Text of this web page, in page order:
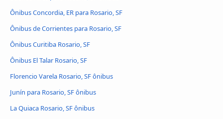
Ônibus Concordia, ER para Rosario, SF
Ônibus de Corrientes para Rosario, SF
Ônibus Curitiba Rosario, SF
Ônibus El Talar Rosario, SF
Florencio Varela Rosario, SF ônibus
Junín para Rosario, SF ônibus
La Quiaca Rosario, SF ônibus